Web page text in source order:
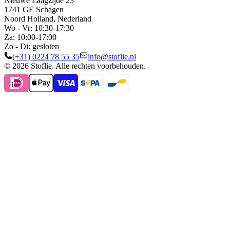
1741 GE Schagen
Noord Holland, Nederland
Wo - Vr: 10:30-17:30
Za: 10:00-17:00
Zo - Di: gesloten
(+31) 0224 78 55 35
info@stoflie.nl
© 2026 Stoflie. Alle rechten voorbehouden.